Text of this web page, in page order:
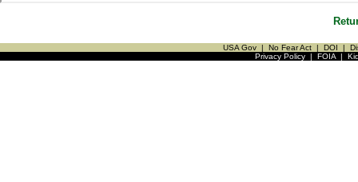
USA Gov | No Fear Act | DOI |
Privacy Policy| FOIA|